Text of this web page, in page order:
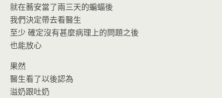
就在蕎安當了兩三天的蝙蝠後
我們決定帶去看醫生
至少 確定沒有甚麼病理上的問題之後
也能放心
果然
醫生看了以後認為
溢奶跟吐奶